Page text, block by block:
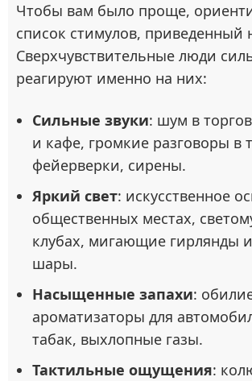
Чтобы вам было проще,
список стимулов, приведенный
Сверхчувствительные люди
реагируют именно на них:
Сильные звуки: шум в
и кафе, громкие разговоры в
фейерверки, сирены.
Яркий свет: искусственное
общественных местах,
клубах, мигающие гирлянды
шары.
Насыщенные запахи:
ароматизаторы для
табак, выхлопные газы.
Тактильные ощущения: